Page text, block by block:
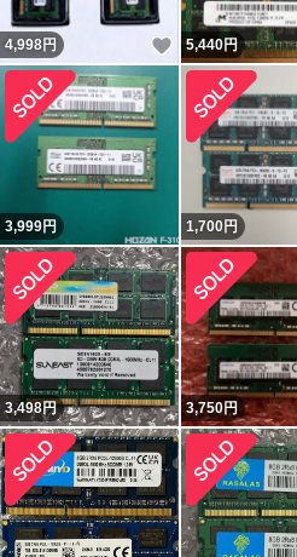
4,998円 いいね！
5,440円
3,999円 1,700円
3,498円 3,750円